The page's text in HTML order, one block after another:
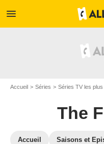
menu
Accueil Séries Séries TV les plus
The
Accueil Saisons et